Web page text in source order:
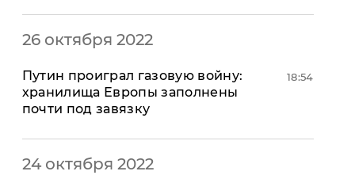
"ДНР"
Оккупация Крыма
Донбасс
Армия Украины
Помощь проекту
Общество
Пресс-релизы
26 октября 2022
Путин проиграл газовую войну:
хранилища Европы заполнены
почти под завязку
18:54
24 октября 2022